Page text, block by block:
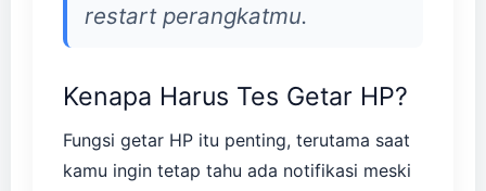
restart perangkatmu.
Kenapa Harus Tes Getar HP?
Fungsi getar HP itu penting, terutama saat
kamu ingin tetap tahu ada notifikasi meski